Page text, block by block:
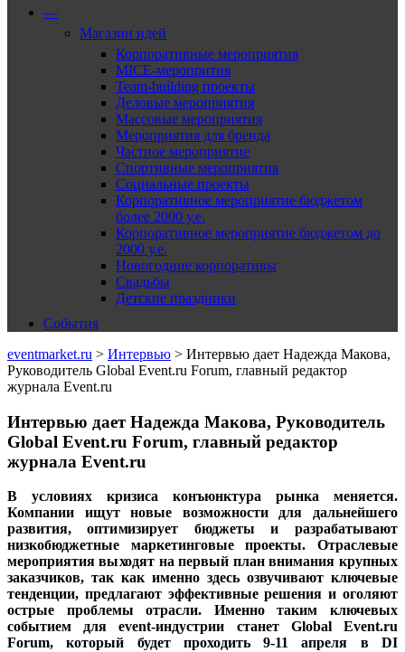
—
Магазин идей
Корпоративные мероприятия
MICE-меропрития
Team-building проекты
Деловые мероприятия
Массовые мероприятия
Мероприятия для бренда
Частное мероприятие
Спортивные мероприятия
Социальные проекты
Корпоративное мероприятие бюджетом
более 2000 у.е.
Корпоративное мероприятие бюджетом до
2000 у.е.
Новогодние корпоративы
Свадьбы
Детские праздники
События
eventmarket.ru > Интервью > Интервью дает Надежда Макова,
Руководитель Global Event.ru Forum, главный редактор
журнала Event.ru
Интервью дает Надежда Макова, Руководитель
Global Event.ru Forum, главный редактор
журнала Event.ru
В условиях кризиса конъюнктура рынка меняется.
Компании ищут новые возможности для дальнейшего
развития, оптимизирует бюджеты и разрабатывают
низкобюджетные маркетинговые проекты. Отраслевые
мероприятия выходят на первый план внимания крупных
заказчиков, так как именно здесь озвучивают ключевые
тенденции, предлагают эффективные решения и оголяют
острые проблемы отрасли. Именно таким ключевых
событием для event-индустрии станет Global Event.ru
Forum, который будет проходить 9-11 апреля в DI